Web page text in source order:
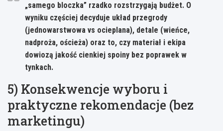
„samego bloczka” rzadko rozstrzygają budżet. O
wyniku częściej decyduje układ przegrody
(jednowarstwowa vs ocieplana), detale (wieńce,
nadproża, ościeża) oraz to, czy materiał i ekipa
dowiozą jakość cienkiej spoiny bez poprawek w
tynkach.
5) Konsekwencje wyboru i
praktyczne rekomendacje (bez
marketingu)